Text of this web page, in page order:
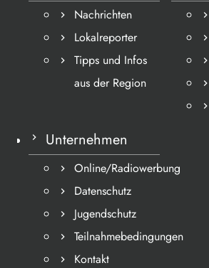
Nachrichten
Lokalreporter
Tipps und Infos
aus der Region
Unternehmen
Online/Radiowerbung
Datenschutz
Jugendschutz
Teilnahmebedingungen
Kontakt